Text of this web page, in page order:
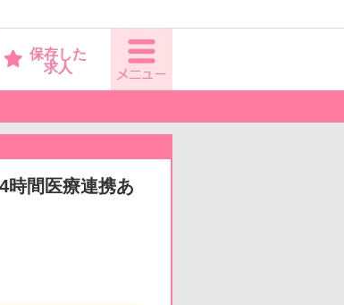
保存した
求人
時間医療連携あ